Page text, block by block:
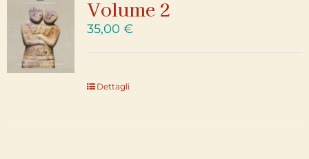
Volume 2
35,00 €
Dettagli